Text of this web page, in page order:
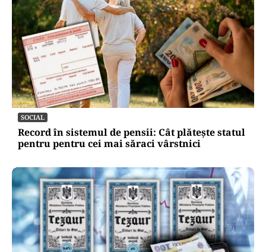
SOCIAL
Record în sistemul de pensii: Cât plătește statul
pentru pentru cei mai săraci vârstnici